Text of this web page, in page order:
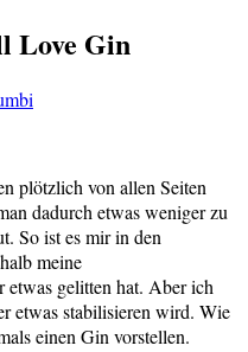
Love Gin
plötzlich von allen Seiten
dadurch etwas weniger zu
So ist es mir in den
meine
gelitten hat. Aber ich
etwas stabilisieren wird. Wie
einen Gin vorstellen.